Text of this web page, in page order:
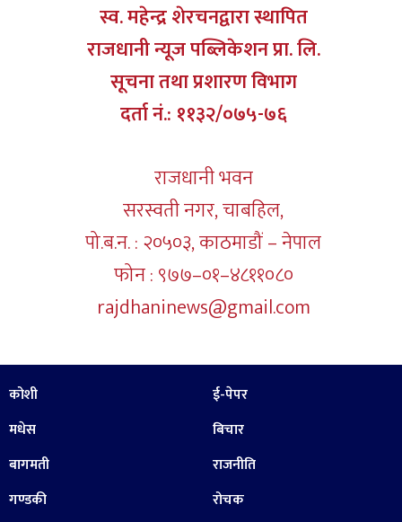
स्व. महेन्द्र शेरचनद्वारा स्थापित
राजधानी न्यूज पब्लिकेशन प्रा. लि.
सूचना तथा प्रशारण विभाग
दर्ता नं.: ११३२/०७५-७६
राजधानी भवन
सरस्वती नगर, चाबहिल,
पो.ब.न. : २०५०३, काठमाडौं – नेपाल
फोन : ९७७–०१–४८११०८०
rajdhaninews@gmail.com
कोशी
मधेस
बागमती
गण्डकी
ई-पेपर
बिचार
राजनीति
रोचक